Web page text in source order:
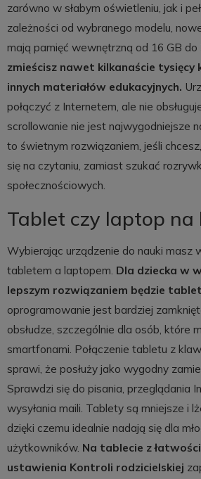
zarówno w słabym oświetleniu, jak i
zależności od wybranego modelu,
mają pamięć wewnętrzną od 16 GB do
zmieścisz nawet kilkanaście tysięcy
innych materiałów edukacyjnych.
połączyć z Internetem, ale nie
scrollowanie nie jest najwygodniejsze
to świetnym rozwiązaniem, jeśli
się na czytaniu, zamiast szukać
społecznościowych.
Tablet czy laptop na
Wybierając urządzenie do nauki masz
tabletem a laptopem. Dla dziecka w
lepszym rozwiązaniem będzie tablet
oprogramowanie jest bardziej
obsłudze, szczególnie dla osób, które
smartfonami. Połączenie tabletu z
sprawi, że posłuży jako wygodny
Sprawdzi się do pisania, przeglądania
wysyłania maili. Tablety są mniejsze i
dzięki czemu idealnie nadają się dla
użytkowników. Na tablecie z
ustawienia Kontroli rodzicielskiej